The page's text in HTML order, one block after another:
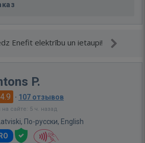
Enefit elektrību un ietaupi!
P.
4.9 · 107 отзывов
сайте: 5 ч. назад
По-русски, English